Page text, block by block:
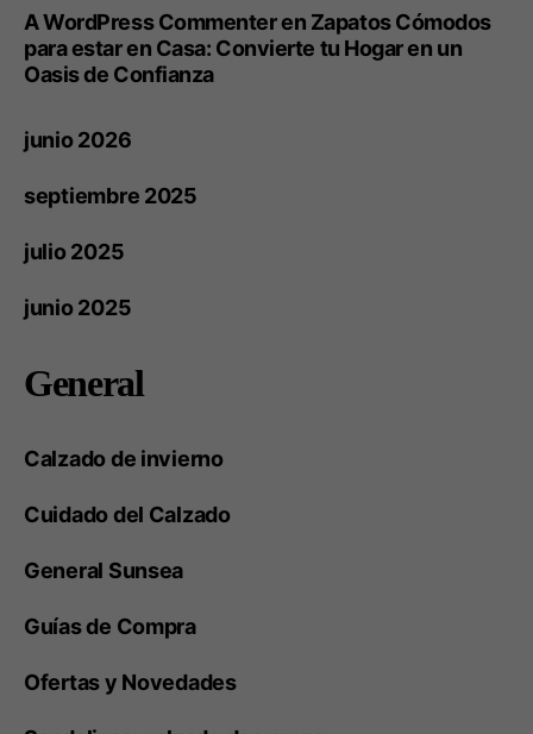
A WordPress Commenteren Zapatos Cómodos
para estar en Casa: Convierte tu Hogar en un
Oasis de Confianza
junio 2026
septiembre 2025
julio 2025
junio 2025
General
Calzado de invierno
Cuidado del Calzado
General Sunsea
Guías de Compra
Ofertas y Novedades